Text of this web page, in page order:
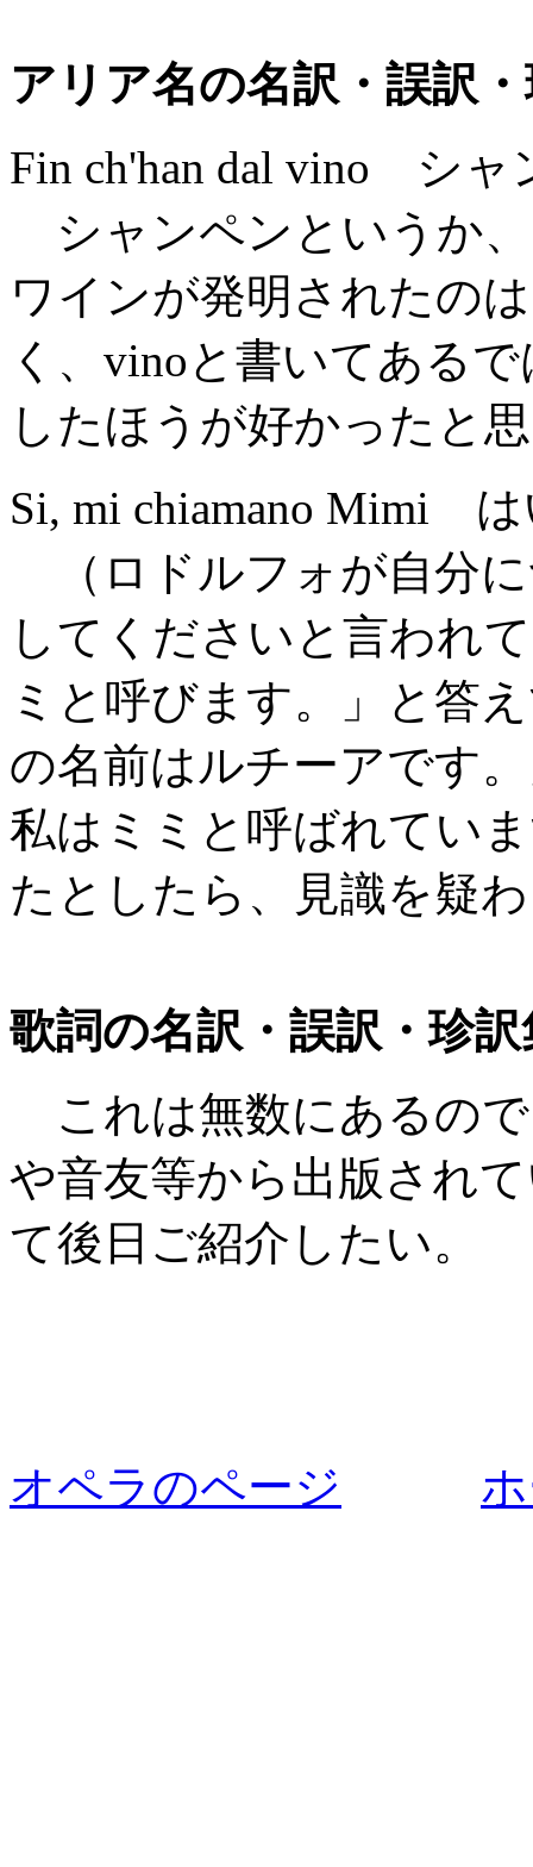
アリア名の名訳・誤訳
Fin ch'han dal vino シャ
シャンペンというか
ワインが発明されたの
く、vinoと書いてある
したほうが好かったと
Si, mi chiamano Mimi
（ロドルフォが自分
してくださいと言われ
ミと呼びます。」と答
の名前はルチーアです
私はミミと呼ばれてい
たとしたら、見識を疑
歌詞の名訳・誤訳・珍訳
これは無数にあるの
や音友等から出版され
て後日ご紹介したい。
オペラのページ